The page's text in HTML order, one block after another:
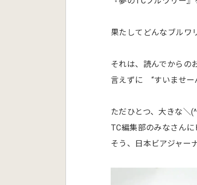
果たしてどんなブルワ
それは、読んでからの
言えずに “すいませー
ただひとつ、大きな＼
TC編集部のみなさんに
そう、日本ビアジャー